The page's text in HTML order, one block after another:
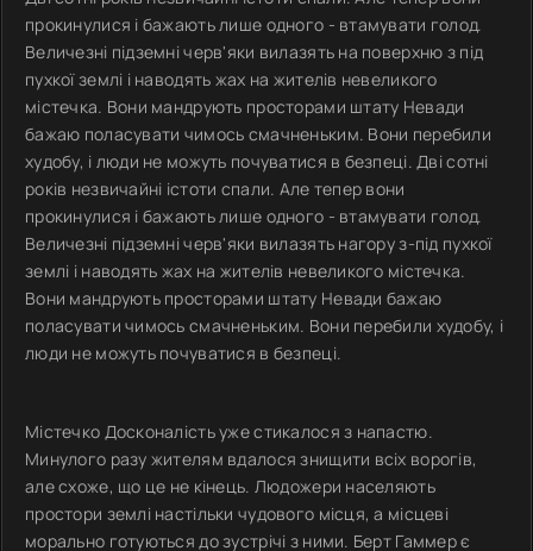
прокинулися і бажають лише одного - втамувати голод.
Величезні підземні черв'яки вилазять на поверхню з під
пухкої землі і наводять жах на жителів невеликого
містечка. Вони мандрують просторами штату Невади
бажаю поласувати чимось смачненьким. Вони перебили
худобу, і люди не можуть почуватися в безпеці. Дві сотні
років незвичайні істоти спали. Але тепер вони
прокинулися і бажають лише одного - втамувати голод.
Величезні підземні черв'яки вилазять нагору з-під пухкої
землі і наводять жах на жителів невеликого містечка.
Вони мандрують просторами штату Невади бажаю
поласувати чимось смачненьким. Вони перебили худобу, і
люди не можуть почуватися в безпеці.
Містечко Досконалість уже стикалося з напастю.
Минулого разу жителям вдалося знищити всіх ворогів,
але схоже, що це не кінець. Людожери населяють
простори землі настільки чудового місця, а місцеві
морально готуються до зустрічі з ними. Берт Гаммер є